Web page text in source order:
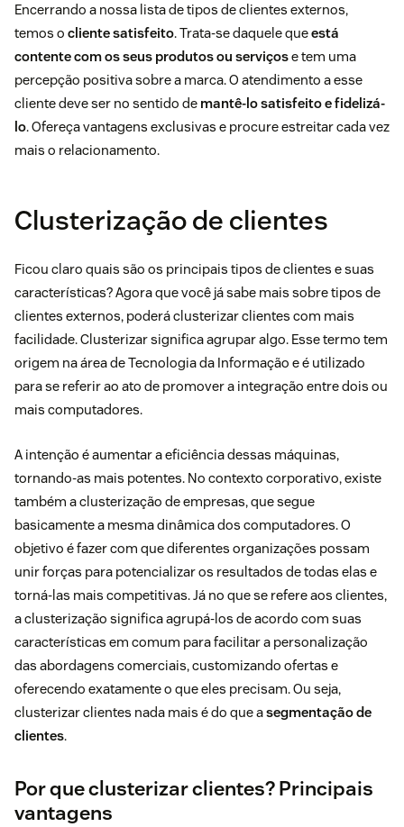
Encerrando a nossa lista de tipos de clientes externos,
temos o cliente satisfeito. Trata-se daquele queestá
contente com os seus produtos ou serviçose tem uma
percepção positiva sobre a marca. O atendimento a esse
cliente deve ser no sentido de mantê-lo satisfeito e fidelizá-
lo. Ofereça vantagens exclusivas e procure estreitar cada vez
mais o relacionamento.
Clusterização de clientes
Ficou claro quais são os principais tipos de clientes e suas
características? Agora que você já sabe mais sobre tipos de
clientes externos, poderá clusterizar clientes com mais
facilidade. Clusterizar significa agrupar algo. Esse termo tem
origem na área de Tecnologia da Informação e é utilizado
para se referir ao ato de promover a integração entre dois ou
mais computadores.
A intenção é aumentar a eficiência dessas máquinas,
tornando-as mais potentes. No contexto corporativo, existe
também a clusterização de empresas, que segue
basicamente a mesma dinâmica dos computadores. O
objetivo é fazer com que diferentes organizações possam
unir forças para potencializar os resultados de todas elas e
torná-las mais competitivas. Já no que se refere aos clientes,
a clusterização significa agrupá-los de acordo com suas
características em comum para facilitar a personalização
das abordagens comerciais, customizando ofertas e
oferecendo exatamente o que eles precisam. Ou seja,
clusterizar clientes nada mais é do que asegmentação de
clientes.
Por que clusterizar clientes? Principais
vantagens